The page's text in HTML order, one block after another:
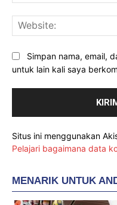
Simpan nama, email,
untuk lain kali saya
Situs ini menggunakan
Pelajari bagaimana data